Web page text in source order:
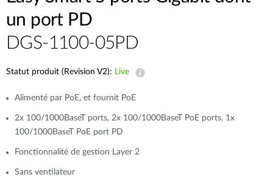
un port PD
DGS-1100-05PD
Statut produit (Revision V2): Live
Alimenté par PoE, et fournit PoE
2x 100/1000BaseT ports, 2x 100/1000BaseT PoE ports, 1x
100/1000BaseT PoE port PD
Fonctionnalité de gestion Layer 2
Sans ventilateur